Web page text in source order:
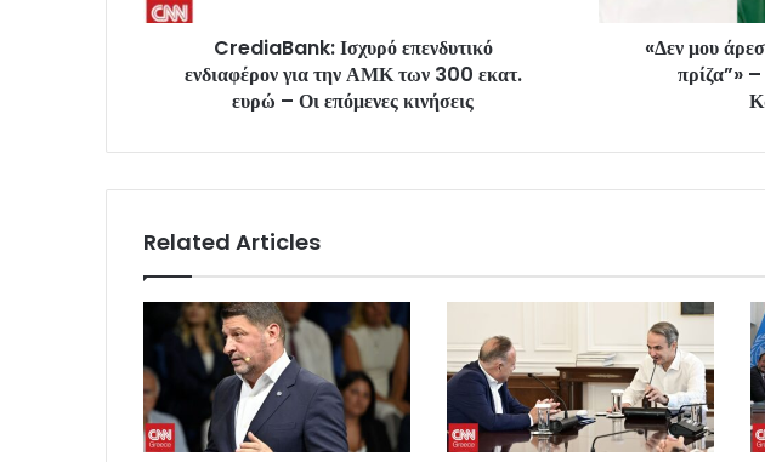
CrediaBank: Ισχυρό επενδυτικό
ενδιαφέρον για την ΑΜΚ των 300 εκατ.
ευρώ – Οι επόμενες κινήσεις
«Δεν μου
πρίζα”»
Related Articles